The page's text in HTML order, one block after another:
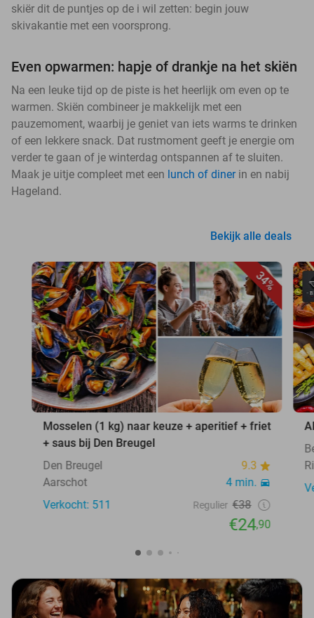
skiër dit de puntjes op de i wil zetten: begin jouw
skivakantie met een voorsprong.
Even opwarmen: hapje of drankje na het skiën
Na een leuke tijd op de piste is het heerlijk om even op te
warmen. Skiën combineer je makkelijk met een
pauzemoment, waarbij je geniet van iets warms te drinken
of een lekkere snack. Dat rustmoment geeft je energie om
verder te gaan of je winterdag ontspannen af te sluiten.
Maak je uitje compleet met een lunch of dinerin en nabij
Hageland.
Bekijk alle deals
34%
Mosselen (1 kg) naar keuze + aperitief + friet
+ saus bij Den Breugel
Den Breugel
9.3
Aarschot
4 min.
Verkocht: 511
Regulier €38
€24,90